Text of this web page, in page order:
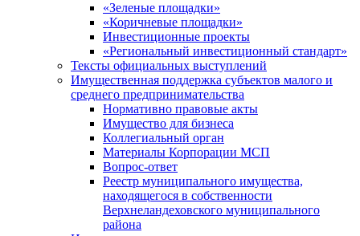
«Зеленые площадки»
«Коричневые площадки»
Инвестиционные проекты
«Региональный инвестиционный стандарт»
Тексты официальных выступлений
Имущественная поддержка субъектов малого и
среднего предпринимательства
Нормативно правовые акты
Имущество для бизнеса
Коллегиальный орган
Материалы Корпорации МСП
Вопрос-ответ
Реестр муниципального имущества,
находящегося в собственности
Верхнеландеховского муниципального
района